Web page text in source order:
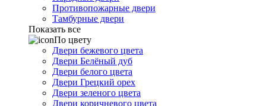
Противопожарные двери
Тамбурные двери
Показать все
По цвету
Двери бежевого цвета
Двери Белёный дуб
Двери белого цвета
Двери Грецкий орех
Двери зеленого цвета
Двери коричневого цвета